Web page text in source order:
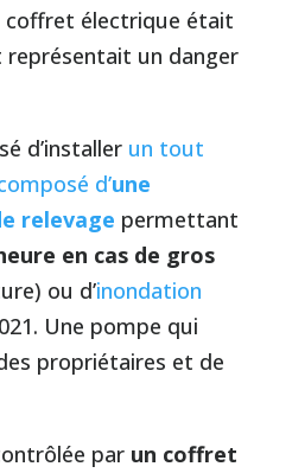
coffret électrique était
un danger
d’installerun tout
d’une
relevage permettant
en cas de gros
ou d’inondation
Une pompe qui
propriétaires et de
par un coffret